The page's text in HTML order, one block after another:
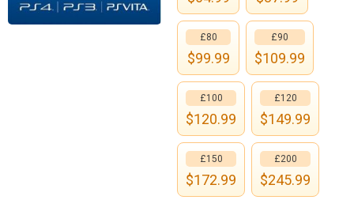
£80
$99.99
£90
$109.99
£100
$120.99
£120
$149.99
£150
$172.99
£200
$245.99